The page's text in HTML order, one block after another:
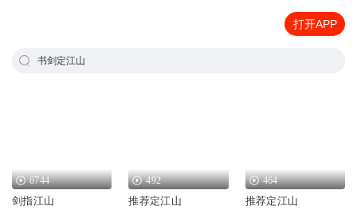
打开APP
书剑定江山
6744
剑指江山
492
推荐定江山
464
推荐定江山